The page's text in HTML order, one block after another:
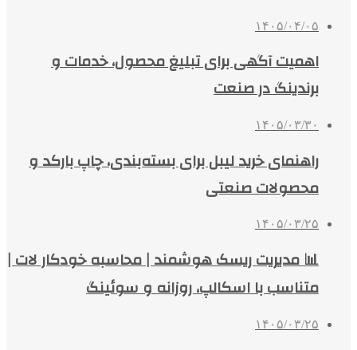
۱۴۰۵/۰۴/۰۵
اهمیت آگهی برای تبلیغ محصول، خدمات و
برندینگ در صنعت
۱۴۰۵/۰۳/۳۰
راهنمای خرید لیبل برای بسته‌بندی، چاپ بارکد و
محصولات صنعتی
۱۴۰۵/۰۳/۲۵
📊 مدیریت ریسک هوشمند | محاسبه خودکار لات |
متناسب با اسکالپ، روزانه و سوئینگ
۱۴۰۵/۰۳/۲۵